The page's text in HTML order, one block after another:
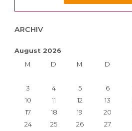
ARCHIV
August 2026
M
D M D
3
4 5 6
10
11 12 13
17
18 19 20
24
25 26 27